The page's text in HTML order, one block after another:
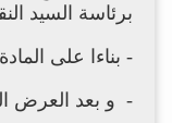
برئاسة السيد
- بناءا على المادة 97 من قانون المهنة.
- و بعد العرض